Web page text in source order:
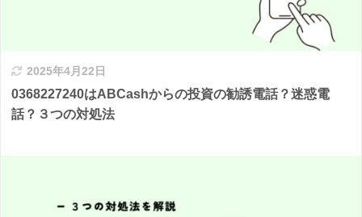
2025年4月22日
0368227240はABCashからの投資の勧誘電話？迷惑電
話？３つの対処法